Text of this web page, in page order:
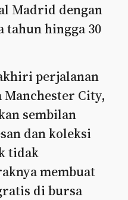
Madrid dengan
hingga 30
perjalanan
Manchester City,
sembilan
dan koleksi
tidak
membuat
di bursa